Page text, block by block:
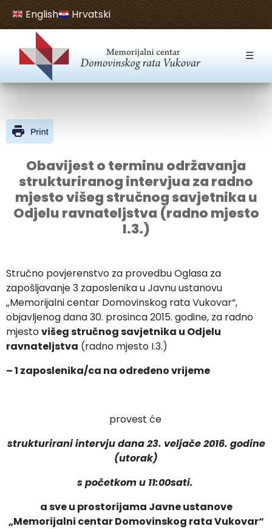
Open toolbar
English Hrvatski
☰
Obavijest o terminu održavanja
strukturiranog intervjua za radno
mjesto višeg stručnog savjetnika u
Odjelu ravnateljstva (radno mjesto
I.3.)
Stručno povjerenstvo za provedbu Oglasa za
zapošljavanje 3 zaposlenika u Javnu ustanovu
„Memorijalni centar Domovinskog rata Vukovar“,
objavljenog dana 30. prosinca 2015. godine, za radno
mjestovišeg stručnog savjetnika u Odjelu
ravnateljstva (radno mjesto I.3.)
– 1 zaposlenika/ca na određeno vrijeme
provest će
strukturirani intervju dana 23. veljače 2016. godine
(utorak)
s početkom u 11:00sati.
a sve u prostorijama Javne ustanove
„Memorijalni centar Domovinskog rata Vukovar“